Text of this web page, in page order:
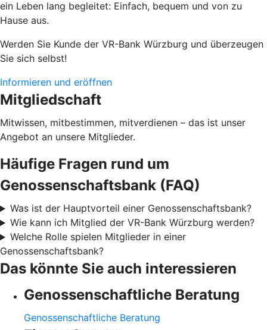
ein Leben lang begleitet: Einfach, bequem und von zu
Hause aus.
Werden Sie Kunde der VR-Bank Würzburg und überzeugen
Sie sich selbst!
Informieren und eröffnen
Mitgliedschaft
Mitwissen, mitbestimmen, mitverdienen – das ist unser
Angebot an unsere Mitglieder.
Häufige Fragen rund um
Genossenschaftsbank (FAQ)
Was ist der Hauptvorteil einer Genossenschaftsbank?
Wie kann ich Mitglied der VR-Bank Würzburg werden?
Welche Rolle spielen Mitglieder in einer
Genossenschaftsbank?
Das könnte Sie auch interessieren
Genossenschaftliche Beratung
Genossenschaftliche Beratung